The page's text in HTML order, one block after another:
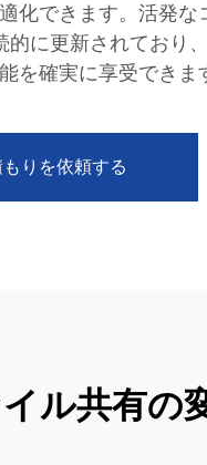
化できます。活発な
に更新されており
を確実に享受できま
りを依頼する
ル共有の